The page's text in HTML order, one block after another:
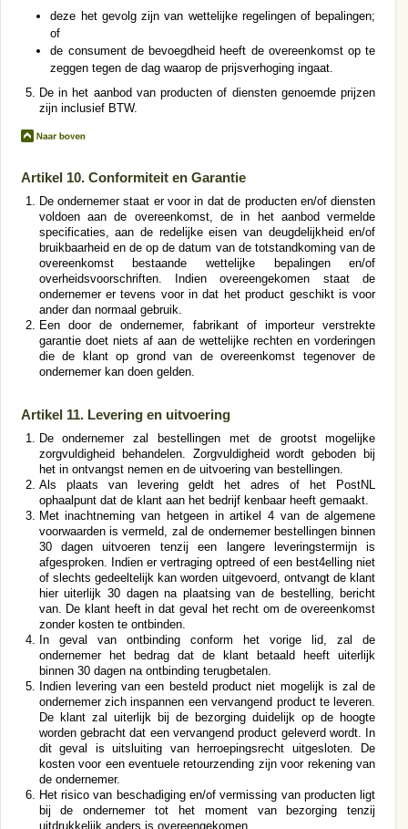
deze het gevolg zijn van wettelijke regelingen of bepalingen;
of
de consument de bevoegdheid heeft de overeenkomst op te
zeggen tegen de dag waarop de prijsverhoging ingaat.
De in het aanbod van producten of diensten genoemde prijzen
zijn inclusief BTW.
Artikel 10. Conformiteit en Garantie
De ondernemer staat er voor in dat de producten en/of diensten
voldoen aan de overeenkomst, de in het aanbod vermelde
specificaties, aan de redelijke eisen van deugdelijkheid en/of
bruikbaarheid en de op de datum van de totstandkoming van de
overeenkomst bestaande wettelijke bepalingen en/of
overheidsvoorschriften. Indien overeengekomen staat de
ondernemer er tevens voor in dat het product geschikt is voor
ander dan normaal gebruik.
Een door de ondernemer, fabrikant of importeur verstrekte
garantie doet niets af aan de wettelijke rechten en vorderingen
die de klant op grond van de overeenkomst tegenover de
ondernemer kan doen gelden.
Artikel 11. Levering en uitvoering
De ondernemer zal bestellingen met de grootst mogelijke
zorgvuldigheid behandelen. Zorgvuldigheid wordt geboden bij
het in ontvangst nemen en de uitvoering van bestellingen.
Als plaats van levering geldt het adres of het PostNL
ophaalpunt dat de klant aan het bedrijf kenbaar heeft gemaakt.
Met inachtneming van hetgeen in artikel 4 van de algemene
voorwaarden is vermeld, zal de ondernemer bestellingen binnen
30 dagen uitvoeren tenzij een langere leveringstermijn is
afgesproken. Indien er vertraging optreed of een best4elling niet
of slechts gedeeltelijk kan worden uitgevoerd, ontvangt de klant
hier uiterlijk 30 dagen na plaatsing van de bestelling, bericht
van. De klant heeft in dat geval het recht om de overeenkomst
zonder kosten te ontbinden.
In geval van ontbinding conform het vorige lid, zal de
ondernemer het bedrag dat de klant betaald heeft uiterlijk
binnen 30 dagen na ontbinding terugbetalen.
Indien levering van een besteld product niet mogelijk is zal de
ondernemer zich inspannen een vervangend product te leveren.
De klant zal uiterlijk bij de bezorging duidelijk op de hoogte
worden gebracht dat een vervangend product geleverd wordt. In
dit geval is uitsluiting van herroepingsrecht uitgesloten. De
kosten voor een eventuele retourzending zijn voor rekening van
de ondernemer.
Het risico van beschadiging en/of vermissing van producten ligt
bij de ondernemer tot het moment van bezorging tenzij
uitdrukkelijk anders is overeengekomen.